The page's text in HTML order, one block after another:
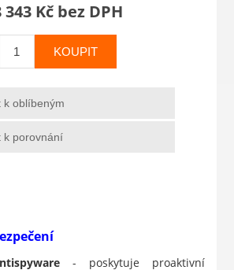
343 Kč bez DPH
KOUPIT
k oblíbeným
k porovnání
- poskytuje proaktivní